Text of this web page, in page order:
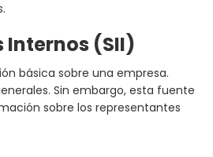
Internos (SII)
básica sobre una empresa.
Sin embargo, esta fuente
sobre los representantes